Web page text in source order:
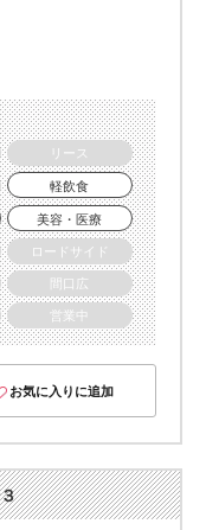
リース
軽飲食
美容・医療
ロードサイド
間口広
営業中
お気に入りに追加